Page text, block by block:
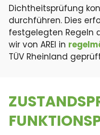
Dichtheitsprüfung
durchführen. Dies
festgelegten Regeln
wir von AREI in
TÜV Rheinland